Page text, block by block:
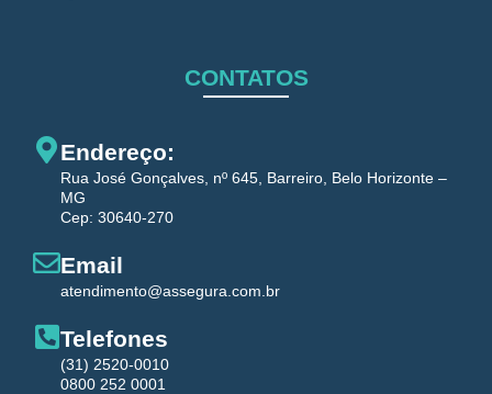
CONTATOS
Endereço:
Rua José Gonçalves, nº 645, Barreiro, Belo Horizonte –
MG
Cep: 30640-270
Email
atendimento@assegura.com.br
Telefones
(31) 2520-0010
0800 252 0001